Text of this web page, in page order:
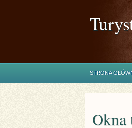
STRONA
Okna